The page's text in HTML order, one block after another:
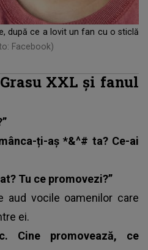
după ce a lovit un fan cu o sticlă
Facebook)
XXL și fanul
ți-aș *&^# ta? Ce-ai
Tu ce promovezi?”
aud vocile oamenilor care
ei.
Cine promovează, ce